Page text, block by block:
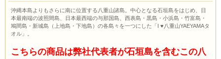
沖縄本島よりもさらに南に位置する八重山諸島。中心となる石垣島をはじめ、日
本最南端の波照間島、日本最西端の与那国島、西表島・黒島・小浜島・竹富島・
鳩間島・新城島（上地島・下地島）の各島々を一つにした「I ♥八重山YAEYAMAタ
オル」。
こちらの商品は弊社代表者が石垣島を含むこの八